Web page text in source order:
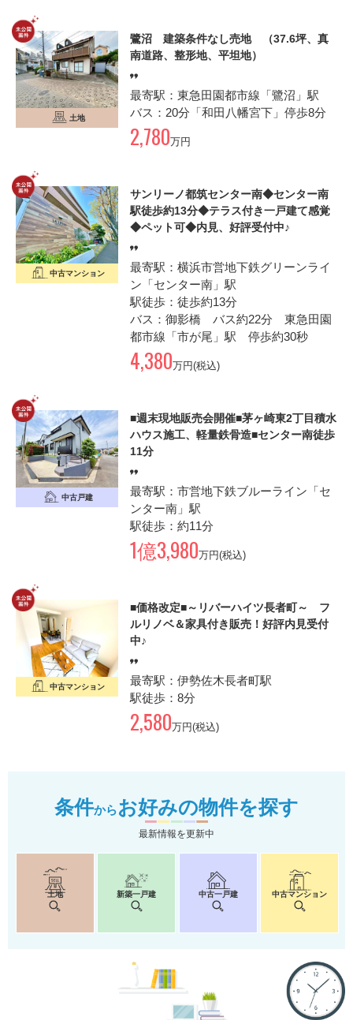
土地
鷺沼 建築条件なし売地 （37.6坪、真
南道路、整形地、平坦地）
最寄駅：東急田園都市線「鷺沼」駅
バス：20分「和田八幡宮下」停歩8分
2,780万円
中古マンション
サンリーノ都筑センター南◆センター南
駅徒歩約13分◆テラス付き一戸建て感覚
◆ペット可◆内見、好評受付中♪
最寄駅：横浜市営地下鉄グリーンライ
ン「センター南」駅
駅徒歩：徒歩約13分
バス：御影橋 バス約22分 東急田園
都市線「市が尾」駅 停歩約30秒
4,380万円(税込)
中古戸建
■週末現地販売会開催■茅ヶ崎東2丁目積水
ハウス施工、軽量鉄骨造■センター南徒歩
11分
最寄駅：市営地下鉄ブルーライン「セ
ンター南」駅
駅徒歩：約11分
1億3,980万円(税込)
中古マンション
■価格改定■～リバーハイツ長者町～ フ
ルリノベ＆家具付き販売！好評内見受付
中♪
最寄駅：伊勢佐木長者町駅
駅徒歩：8分
2,580万円(税込)
条件からお好みの物件を探す
最新情報を更新中
土地 新築一戸建 中古一戸建 中古マンション